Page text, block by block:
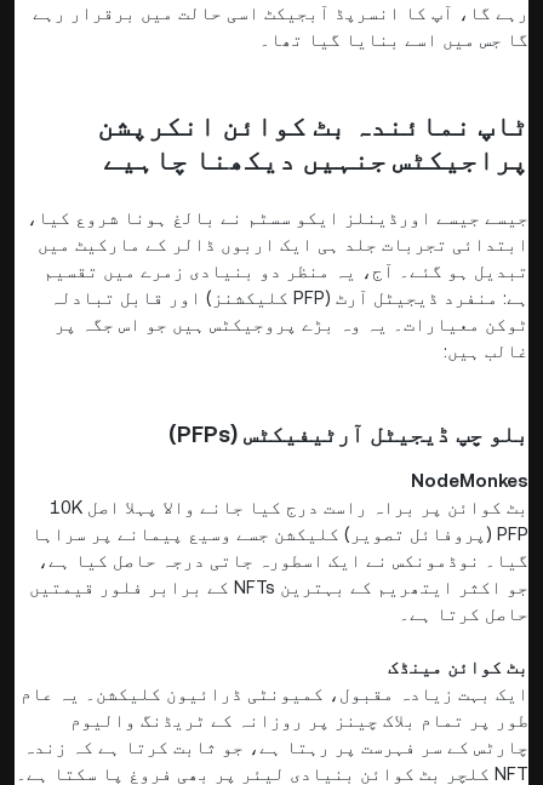
رہے گا، آپ کا انسرپڈ آبجیکٹ اسی حالت میں برقرار رہے
گا جس میں اسے بنایا گیا تھا۔
ٹاپ نمائندہ بٹ کوائن انکرپشن
پراجیکٹس جنہیں دیکھنا چاہیے
جیسے جیسے اورڈینلز ایکو سسٹم نے بالغ ہونا شروع کیا،
ابتدائی تجربات جلد ہی ایک اربوں ڈالر کے مارکیٹ میں
تبدیل ہو گئے۔ آج، یہ منظر دو بنیادی زمرے میں تقسیم
ہے: منفرد ڈیجیٹل آرٹ (PFP کلیکشنز) اور قابل تبادلہ
ٹوکن معیارات۔ یہ وہ بڑے پروجیکٹس ہیں جو اس جگہ پر
غالب ہیں:
بلو چپ ڈیجیٹل آرٹیفیکٹس (PFPs)
NodeMonkes
بٹ کوائن پر براہ راست درج کیا جانے والا پہلا اصل 10K
PFP (پروفائل تصویر) کلیکشن جسے وسیع پیمانے پر سراہا
گیا۔ نوڈمونکس نے ایک اسطورہ جاتی درجہ حاصل کیا ہے،
جو اکثر ایتھریم کے بہترین NFTs کے برابر فلور قیمتیں
حاصل کرتا ہے۔
بٹ کوائن مینڈک
ایک بہت زیادہ مقبول، کمیونٹی ڈرائیون کلیکشن۔ یہ عام
طور پر تمام بلاک چینز پر روزانہ کے ٹریڈنگ والیوم
چارٹس کے سر فہرست پر رہتا ہے، جو ثابت کرتا ہے کہ زندہ
NFT کلچر بٹ کوائن بنیادی لیئر پر بھی فروغ پا سکتا ہے۔